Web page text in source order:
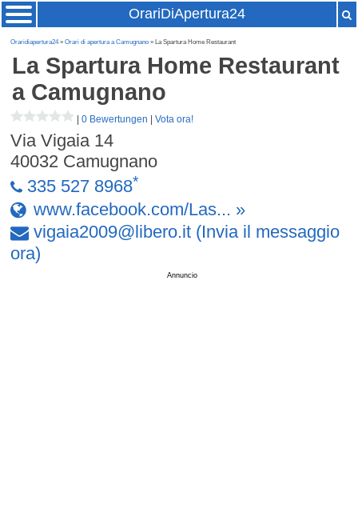
OrariDiApertura24
Oraridiapertura24»Orari di apertura a Camugnano » La Spartura Home Restaurant
La Spartura Home Restaurant
a Camugnano
|0 Bewertungen |Vota ora!
Via Vigaia 14
40032 Camugnano
335 527 8968*
www.facebook.com/Las... »
vigaia2009@ libero.it (Invia il messaggio
ora)
Annuncio